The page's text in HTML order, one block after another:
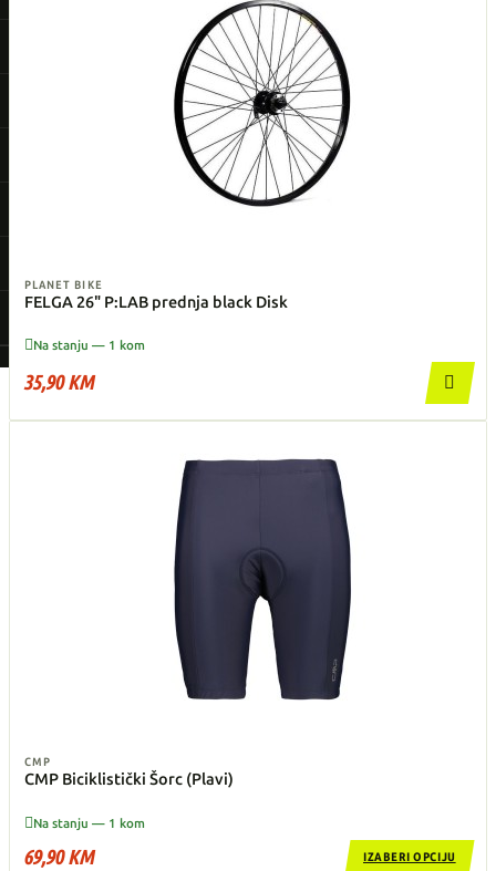
PLANET BIKE
FELGA 26" P:LAB prednja black Disk
Na stanju — 1 kom
35,90 KM 
CMP
CMP Biciklistički Šorc (Plavi)
Na stanju — 1 kom
69,90 KM IZABERI OPCIJU